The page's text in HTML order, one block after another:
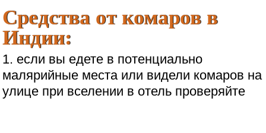
Средства от комаров в
Индии:
1. если вы едете в потенциально
малярийные места или видели комаров на
улице при вселении в отель проверяйте